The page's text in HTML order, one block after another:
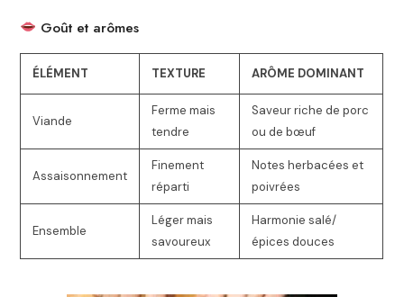
Goût et arômes
ÉLÉMENT TEXTURE ARÔME DOMINANT
Viande
Ferme mais
tendre
Saveur riche de porc
ou de bœuf
Assaisonnement
Finement
réparti
Notes herbacées et
poivrées
Ensemble
Léger mais
savoureux
Harmonie salé/
épices douces